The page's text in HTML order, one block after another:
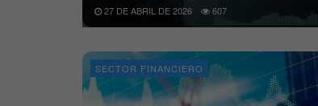
27 DE ABRIL DE 2026 607
SECTOR FINANCIERO